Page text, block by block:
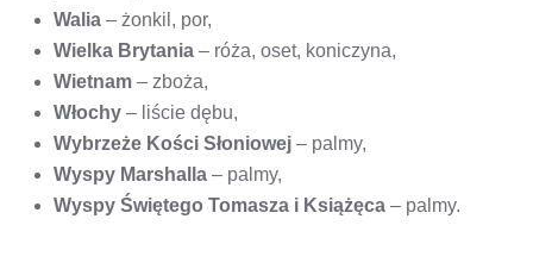
Walia – żonkil, por,
Wielka Brytania – róża, oset, koniczyna,
Wietnam – zboża,
Włochy – liście dębu,
Wybrzeże Kości Słoniowej – palmy,
Wyspy Marshalla – palmy,
Wyspy Świętego Tomasza i Książęca – palmy.